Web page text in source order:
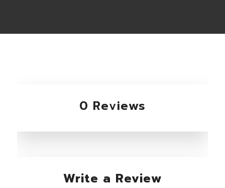
0 Reviews
Write a Review